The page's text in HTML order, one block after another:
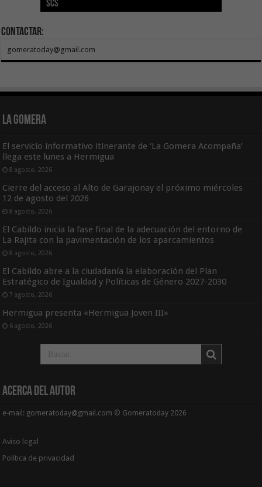
SCS
año consecutivo
tras aumentar las cuantías
Canarias
asequible de Tenerife
ecografía clínica
Contactar:
gomeratoday@gmail.com
La Gomera
El servicio informativo itinerante de ‘La Gomera Acompaña’
llega este lunes a Hermigua
8 agosto, 2026
Cierre del acceso al Alto de Garajonay el próximo miércoles
12 de agosto del 2026
8 agosto, 2026
El Cabildo inicia la fase final de la adecuación del entorno de
La Rajita con la pavimentación de los aparcamientos
8 agosto, 2026
El Cabildo abre a la ciudadanía la elaboración del Plan
Estratégico de Igualdad y Políticas de Género 2027-2030
7 agosto, 2026
Hermigua presenta «Hermigua Joven III»
6 agosto, 2026
Acerca del Autor
e-mail: gomeratoday@gmail.com © Gomeratoday 2026
Aviso legal
Política de privacidad